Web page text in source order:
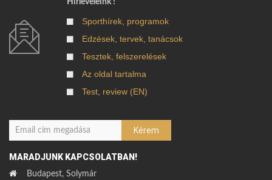
Sporthírek, programok
Edzések, tervek, tanácsok
Tesztek, felszerelések
Az oldal tartalma
Test, review (EN)
MARADJUNK KAPCSOLATBAN!
Budapest, Solymár